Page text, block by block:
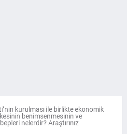
kurulması ile birlikte ekonomik
benimsenmesinin ve
nelerdir? Araştırınız